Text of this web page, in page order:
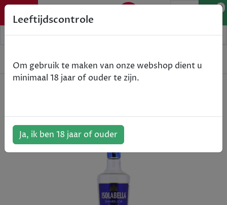
0
Spirits Isolabella - Sambuca - 70cl
Leeftijdscontrole
Om gebruik te maken van onze webshop dient u
minimaal 18 jaar of ouder te zijn.
Ja, ik ben 18 jaar of ouder